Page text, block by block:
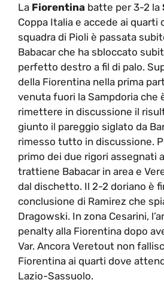
La Fiorentina batte per 3-2 la
Coppa Italia e accede ai quarti
squadra di Pioli è passata
Babacar che ha sbloccato
perfetto destro a fil di palo.
della Fiorentina nella prima
venuta fuori la Sampdoria che
rimettere in discussione il
giunto il pareggio siglato da
rimesso tutto in discussione.
primo dei due rigori assegnati
trattiene Babacar in area e
dal dischetto. Il 2-2 doriano è
conclusione di Ramirez che
Dragowski. In zona Cesarini,
penalty alla Fiorentina dopo
Var. Ancora Veretout non
Fiorentina ai quarti dove
Lazio-Sassuolo.